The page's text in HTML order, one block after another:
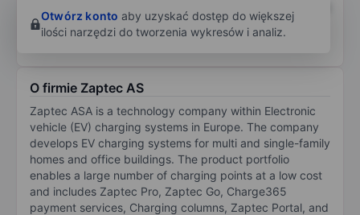
własnego
Otwórz konto aby uzyskać dostęp do większej
ilości narzędzi do tworzenia wykresów i analiz.
O firmie Zaptec AS
Zaptec ASA is a technology company within Electronic
vehicle (EV) charging systems in Europe. The company
develops EV charging systems for multi and single-family
homes and office buildings. The product portfolio
enables a large number of charging points at a low cost
and includes Zaptec Pro, Zaptec Go, Charge365
payment services, Charging columns, Zaptec Portal, and